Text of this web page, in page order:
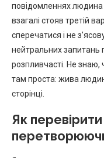
повідомленнях людина
взагалі стояв третій
сперечатися і не
нейтральних запитань
розпливчасті. Не знаю,
там проста: жива
сторінці.
Як